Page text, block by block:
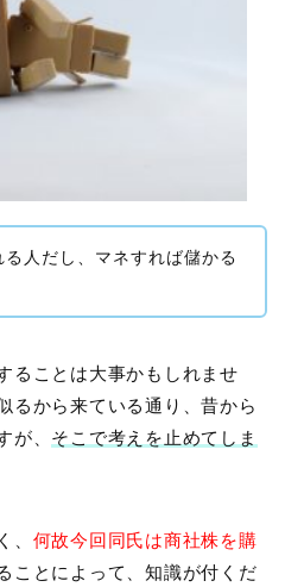
人だし、マネすれば儲かる
ることは大事かもしれませ
るから来ている通り、昔から
が、 そこで考えを止めてしま
、 何故今回同氏は商社株を購
ことによって、知識が付くだ